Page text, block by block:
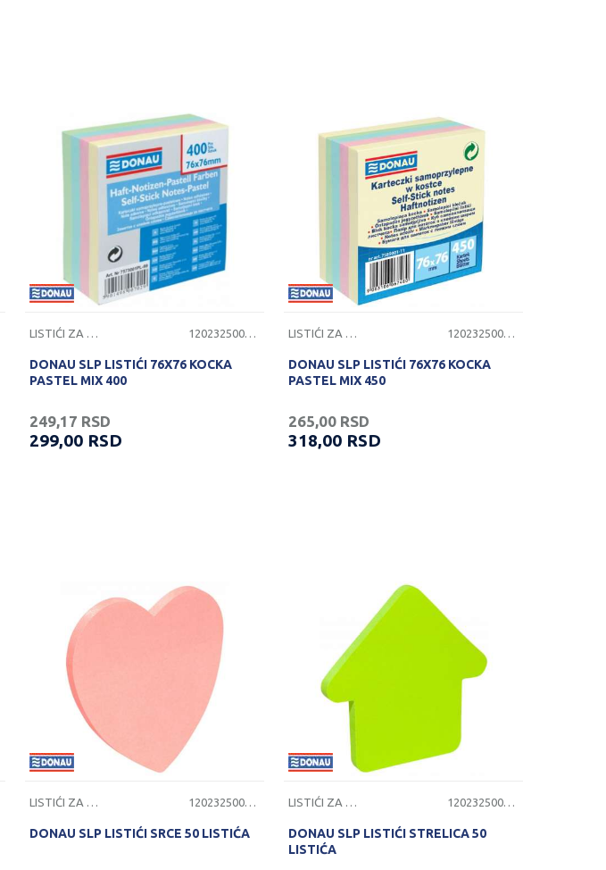
LISTIĆI ZA PORUKE 1202325000627
DONAU SLP LISTIĆI 76X76 KOCKA
PASTEL MIX 400
249,17 RSD
299,00 RSD
LISTIĆI ZA PORUKE 1202325000634
DONAU SLP LISTIĆI 76X76 KOCKA
PASTEL MIX 450
265,00 RSD
318,00 RSD
LISTIĆI ZA PORUKE 1202325000624
DONAU SLP LISTIĆI SRCE 50 LISTIĆA
LISTIĆI ZA PORUKE 1202325000622
DONAU SLP LISTIĆI STRELICA 50
LISTIĆA